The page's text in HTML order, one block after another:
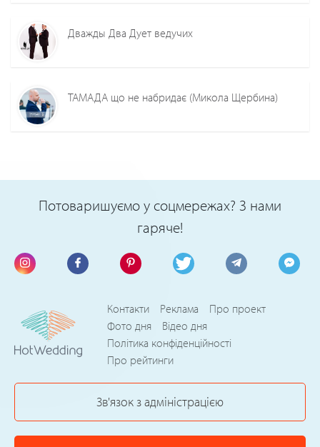
Дважды Два Дует ведучих
ТАМАДА що не набридає (Микола Щербина)
Потоваришуємо у соцмережах? З нами
гаряче!
Контакти Реклама
Про проект
Фото дня
Відео дня
Політика конфіденційності
Про рейтинги
Зв'язок з адміністрацією